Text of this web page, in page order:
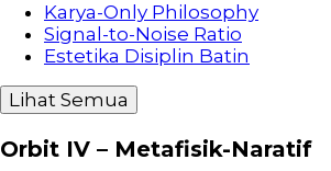
Karya-Only Philosophy
Signal-to-Noise Ratio
Estetika Disiplin Batin
Lihat Semua
Orbit IV – Metafisik-Naratif